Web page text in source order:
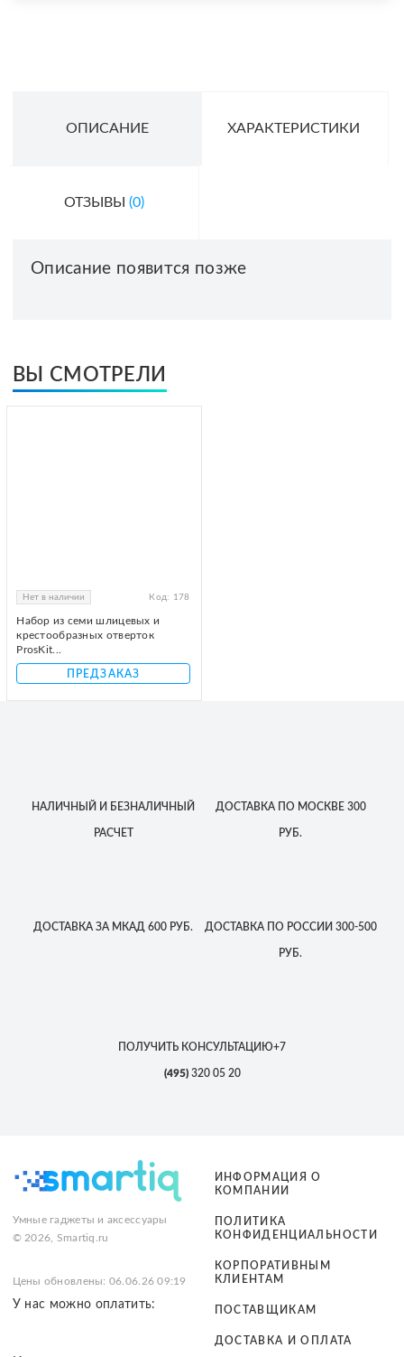
ОПИСАНИЕ ХАРАКТЕРИСТИКИ
ОТЗЫВЫ (0)
Описание появится позже
ВЫ СМОТРЕЛИ
Нет в наличии Код: 178
Набор из семи шлицевых и
крестообразных отверток
ProsKit...
ПРЕДЗАКАЗ
НАЛИЧНЫЙ И БЕЗНАЛИЧНЫЙ
РАСЧЕТ
ДОСТАВКАПО МОСКВЕ 300
РУБ.
ДОСТАВКА ЗА МКАД 600 РУБ. ДОСТАВКАПО РОССИИ 300-500
РУБ.
ПОЛУЧИТЬ КОНСУЛЬТАЦИЮ+7
(495)320 05 20
Умные гаджеты и аксессуары
© 2026, Smartiq.ru
Цены обновлены: 06.06.26 09:19
У нас можно оплатить:
ИНФОРМАЦИЯ О
КОМПАНИИ
ПОЛИТИКА
КОНФИДЕНЦИАЛЬНОСТИ
КОРПОРАТИВНЫМ
КЛИЕНТАМ
ПОСТАВЩИКАМ
ДОСТАВКА И ОПЛАТА